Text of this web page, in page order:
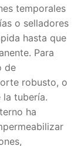
temporales
o selladores
hasta que
Para
de
robusto, o
la tubería.
ha